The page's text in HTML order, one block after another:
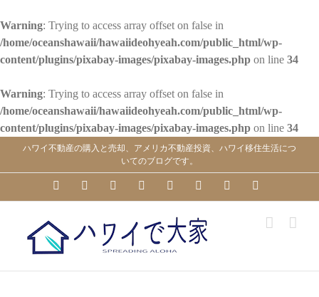
Warning: Trying to access array offset on false in
/home/oceanshawaii/hawaiideohyeah.com/public_html/wp-
content/plugins/pixabay-images/pixabay-images.php on line 34
Warning: Trying to access array offset on false in
/home/oceanshawaii/hawaiideohyeah.com/public_html/wp-
content/plugins/pixabay-images/pixabay-images.php on line 34
ハワイ不動産の購入と売却、アメリカ不動産投資、ハワイ移住生活につ
いてのブログです。
YouTubeFacebookInstagramLinkedInSkype PinterestTumblr